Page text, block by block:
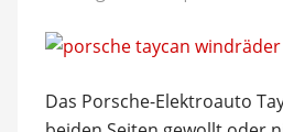
Das Porsche-Elektroauto